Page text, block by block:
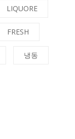
LIQUORE
FRESH
냉동